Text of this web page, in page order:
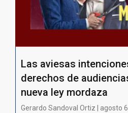
Las aviesas
derechos de
nueva ley mordaza
Gerardo Sandoval Ortiz | agosto